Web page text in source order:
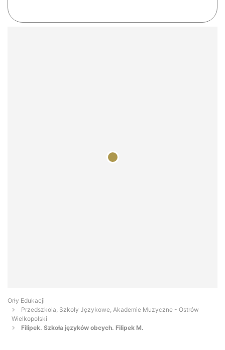
Orły Edukacji
Przedszkola, Szkoły Językowe, Akademie Muzyczne - Ostrów
Wielkopolski
Filipek. Szkoła języków obcych. Filipek M.